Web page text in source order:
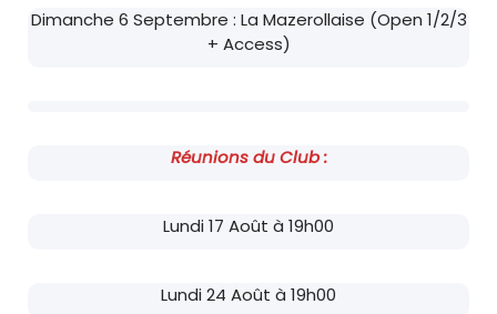
Dimanche 6 Septembre : La Mazerollaise (Open 1/2/3
+ Access)
Réunions du Club :
Lundi 17 Août à 19h00
Lundi 24 Août à 19h00